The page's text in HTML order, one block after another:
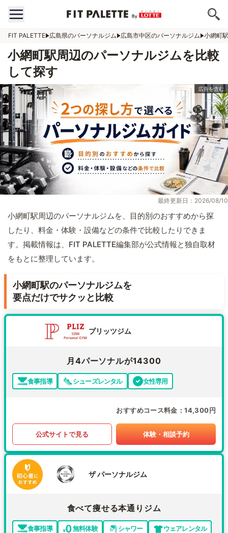
FIT PALETTE 広島県のパーソナルジム 広島市中区のパーソナルジム 小網町
小網町駅周辺のパーソナルジムを比較
して探す
最終更新日：2026/08/10
小網町駅周辺のパーソナルジムを、目的別のおすすめから探
したり、料金・体験・設備などの条件で比較したりできま
す。掲載情報は、FIT PALETTE編集部が公式情報と独自取材
をもとに整理しています。
小網町駅のパーソナルジムを
要点だけでサクッと比較
プリッツジム
月4パーソナルが14300
食事指導 シューズレンタル 女性専用
おすすめコース料金 14,300円
公式サイトで見る 体験・相談予約
ザ パーソナルジム
食べて痩せる本通りジム
食事指導 無料体験 シャワー ウェアレンタル